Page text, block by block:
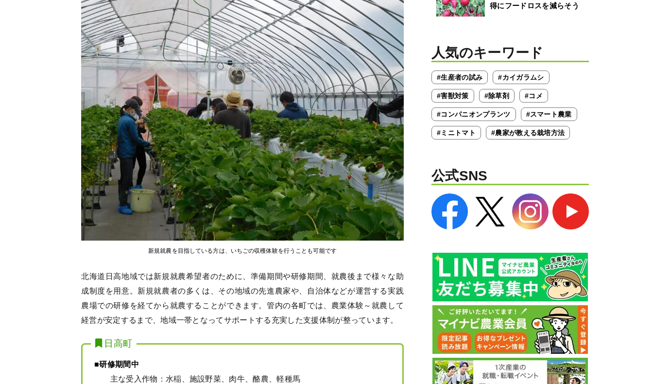
新規就農を目指している方は、いちごの収穫体験を行うことも可能です
北海道日高地域では新規就農希望者のために、準備期間や研修期間、就農後まで様々な助
成制度を用意。新規就農者の多くは、その地域の先進農家や、自治体などが運営する実践
農場での研修を経てから就農することができます。管内の各町では、農業体験～就農して
経営が安定するまで、地域一帯となってサポートする充実した支援体制が整っています。
日高町
■研修期間中
主な受入作物：水稲、施設野菜、肉牛、酪農、軽種馬
得にフードロスを減らそう
人気のキーワード
#生産者の試み #カイガラムシ
#害獣対策 #除草剤 #コメ
#コンパニオンプランツ #スマート農業
#ミニトマト #農家が教える栽培方法
公式SNS